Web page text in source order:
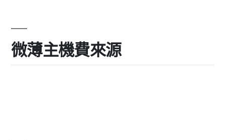
微薄主機費來源